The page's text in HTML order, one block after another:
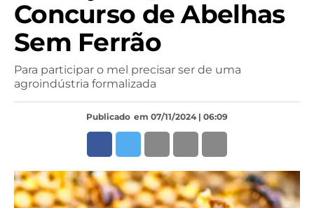
Concurso de Abelhas
Sem Ferrão
Para participar o mel precisar ser de uma
agroindústria formalizada
Publicado em 07/11/2024 | 06:09